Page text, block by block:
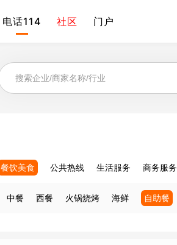
电话114 社区 门户
餐饮美食 公共热线 生活服务 商务服务
中餐 西餐 火锅烧烤 海鲜 自助餐